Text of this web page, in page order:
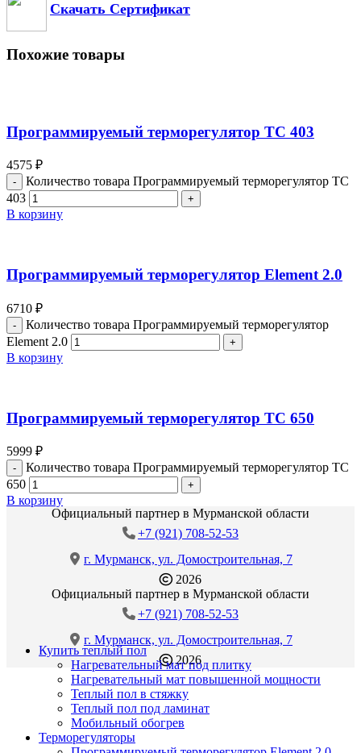
Скачать Сертификат
Похожие товары
Программируемый терморегулятор ТС 403
4575 ₽
Количество товара Программируемый терморегулятор ТС
403
В корзину
Программируемый терморегулятор Element 2.0
6710 ₽
Количество товара Программируемый терморегулятор
Element 2.0
В корзину
Программируемый терморегулятор ТС 650
5999 ₽
Количество товара Программируемый терморегулятор ТС
650
В корзину
Официальный партнер в Мурманской области
+7 (921) 708-52-53
г. Мурманск, ул. Домостроительная, 7
2026
Официальный партнер в Мурманской области
+7 (921) 708-52-53
г. Мурманск, ул. Домостроительная, 7
2026
Купить теплый пол
Нагревательный мат под плитку
Нагревательный мат повышенной мощности
Теплый пол в стяжку
Теплый пол под ламинат
Мобильный обогрев
Терморегуляторы